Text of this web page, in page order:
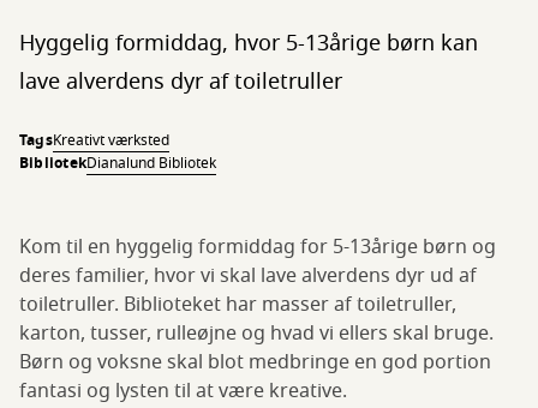
Hyggelig formiddag, hvor 5-13årige børn kan
lave alverdens dyr af toiletruller
TagsKreativt værksted
BibliotekDianalund Bibliotek
Kom til en hyggelig formiddag for 5-13årige børn og
deres familier, hvor vi skal lave alverdens dyr ud af
toiletruller. Biblioteket har masser af toiletruller,
karton, tusser, rulleøjne og hvad vi ellers skal bruge.
Børn og voksne skal blot medbringe en god portion
fantasi og lysten til at være kreative.